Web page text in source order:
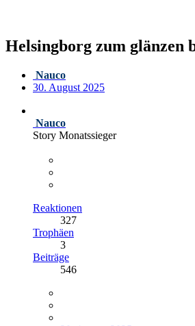
Helsingborg zum glänzen
Nauco
30. August 2025
Nauco
Story Monatssieger
Reaktionen
327
Trophäen
3
Beiträge
546